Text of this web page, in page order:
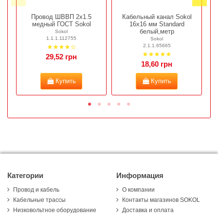
Провод ШВВП 2х1.5
медный ГОСТ Sokol
Sokol
1.1.1.112755
29,52 грн
Купить
Кабельный канал Sokol
16х16 мм Standard
белый,метр
Sokol
2.1.1.65665
18,60 грн
Купить
Категории
Провод и кабель
Кабельные трассы
Низковольтное оборудование
Информация
О компании
Контакты магазинов SOKOL
Доставка и оплата